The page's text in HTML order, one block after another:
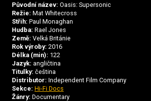
Původní název: Oasis: Supersonic
Režie: Mat Whitecross
Střih: Paul Monaghan
Hudba: Rael Jones
Země: Velká Británie
Rok výroby: 2016
Délka (min): 122
Jazyk: angličtina
Titulky: čeština
Distributor: Independent Film Company
Sekce: Hi-Fi Docs
Žánry: Documentary